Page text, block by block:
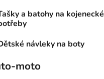
a batohy na kojenecké
návleky na boty
moto